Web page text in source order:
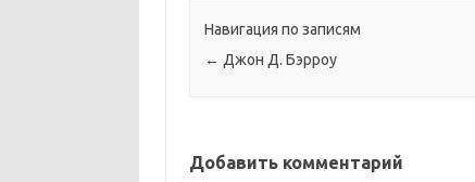
Навигация по записям
← Джон Д. Бэрроу
Добавить комментарий